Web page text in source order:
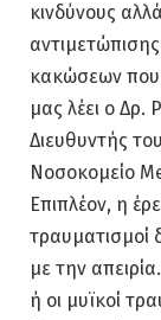
κινδύνους
κακώσεων που
μας λέει ο Δρ.
Διευθυντής
Νοσοκομείο
Επιπλέον, η
τραυματισμοί
με την
ή οι μυϊκοί